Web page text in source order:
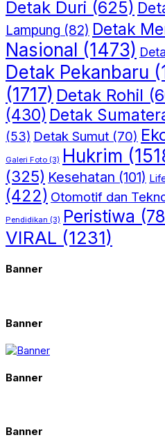
Detak Duri (625)
Lampung (82) Detak
Nasional (1473)
Detak Pekanbaru
(1717) Detak Rohil
(430) Detak
(53) Detak Sumut (70)
Galeri Foto (3) Hukrim
(325) Kesehatan (101)
(422) Otomotif dan
Pendidikan (3) Peristiwa
VIRAL (1231)
Banner
Banner
Banner
Banner